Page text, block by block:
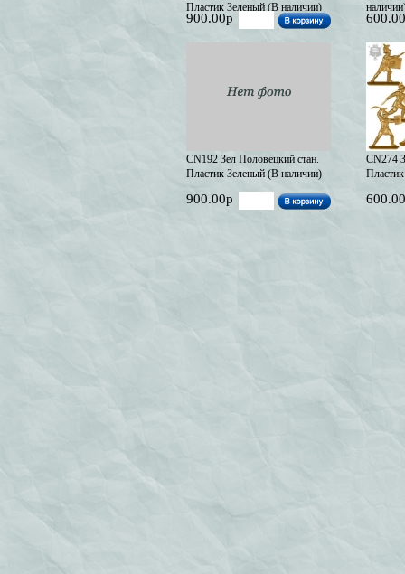
Пластик Зеленый (В наличии)
900.00р
CN192 Зел Половецкий стан.
Пластик Зеленый (В наличии)
900.00р
CN274